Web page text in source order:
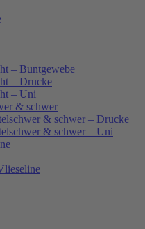
– Buntgewebe
– Drucke
– Uni
& schwer
& schwer – Drucke
& schwer – Uni